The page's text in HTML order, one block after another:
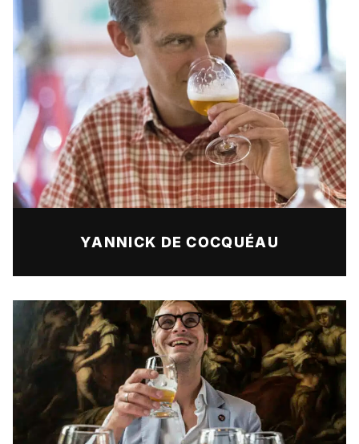
YANNICK DE COCQUÉAU